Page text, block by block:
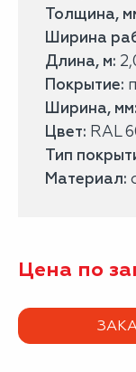
Толщина,
Ширина
Длина, м:
Покрытие:
Ширина, мм:
Цвет: RAL
Тип
Материал:
Цена по